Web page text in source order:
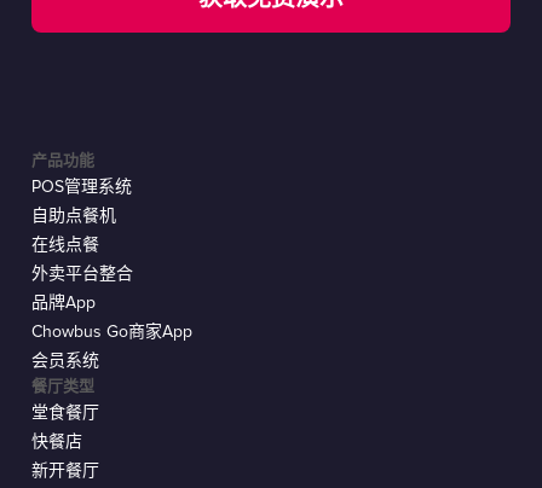
产品功能
POS管理系统
自助点餐机
在线点餐
外卖平台整合
品牌App
Chowbus Go商家App
会员系统
餐厅类型
堂食餐厅
快餐店
新开餐厅